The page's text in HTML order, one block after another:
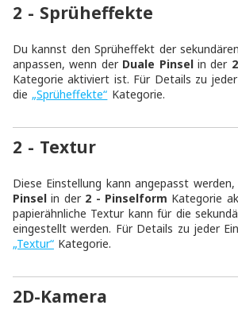
2 - Sprüheffekte
Du kannst den Sprüheffekt der
anpassen, wenn der Duale Pinselin der
Kategorie aktiviert ist. Für Details zu
die„Sprüheffekte“ Kategorie.
2 - Textur
Diese Einstellung kann angepasst
Pinsel in der 2 - Pinselform Kategorie
papierähnliche Textur kann für die
eingestellt werden. Für Details zu jeder
„Textur“ Kategorie.
2D-Kamera